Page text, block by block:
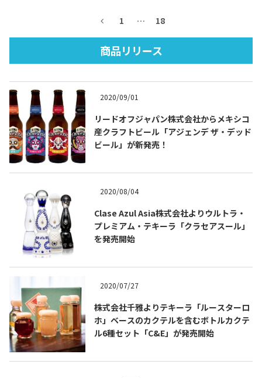
TEQUILA JOURNAL
About
テキーラのつくり方 テキーラマーケット
テキーラの飲み方
メキシコ料理 メキシコ旅行
メキシコの記念日
1 … 18
商品リリース
2020/09/01
リードオフジャパン株式会社からメキシコ
産クラフトビール「アジェンデ ザ・デッド
ビール」が新発売！
2020/08/04
Clase Azul Asia株式会社よりウルトラ・
プレミアム・テキーラ「クラセアスール」
を発売開始
2020/07/27
株式会社千雅よりテキーラ「ルースターロ
ホ」ベースのカクテルを含むボトルカクテ
ル6種セット「C&E」が発売開始